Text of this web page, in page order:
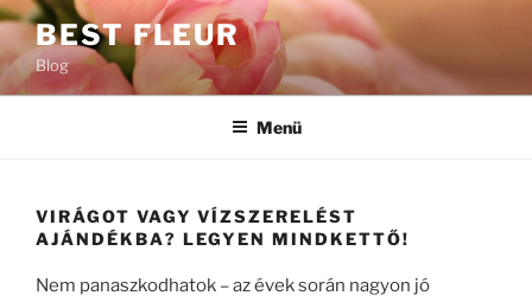
Tartalomhoz
BEST FLEUR
Blog
Menü
VIRÁGOT VAGY VÍZSZERELÉST
AJÁNDÉKBA? LEGYEN MINDKETTŐ!
Nem panaszkodhatok – az évek során nagyon jó